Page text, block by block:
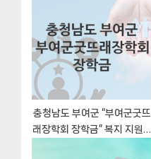
t
:
충청남도 부여군 “부여군굿뜨
래장학회 장학금” 복지 지원혜